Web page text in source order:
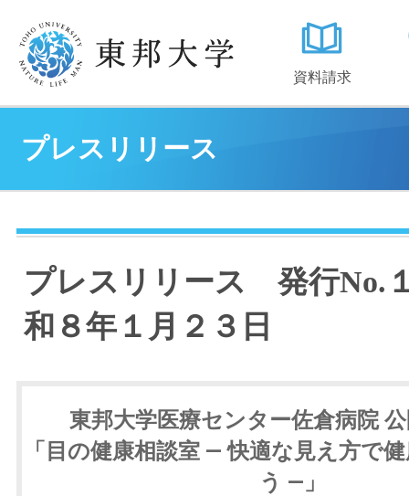
資料請求
プレスリリース
プレスリリース 発行No.
和８年１月２３日
東邦大学医療センター佐倉病院
「目の健康相談室 — 快適な見え方で
う —」